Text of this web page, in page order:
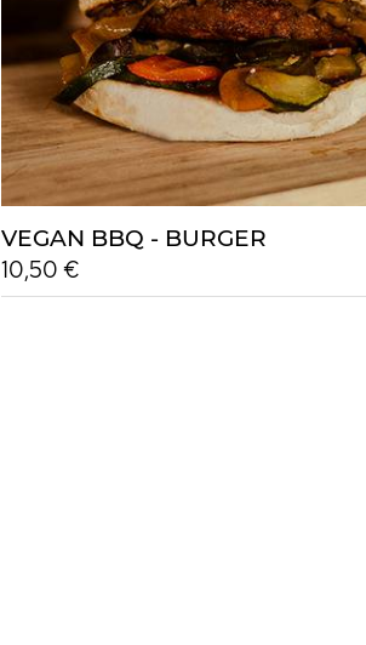
VEGAN BBQ - BURGER
10,50 €